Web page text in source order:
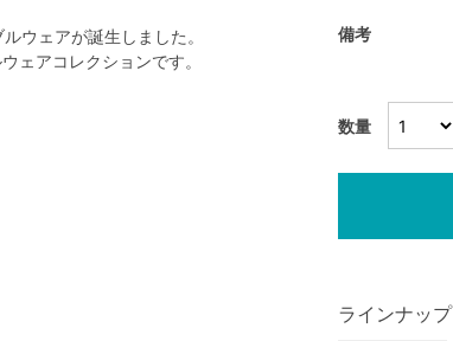
ウェアが誕生しました。
ェアコレクションです。
数量
備考
ラインナップ